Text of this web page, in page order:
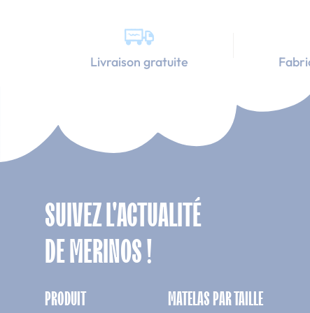
Livraison gratuite
SUIVEZ L'ACTUALITÉ
DE MERINOS !
PRODUIT MATELAS PAR TAILLE